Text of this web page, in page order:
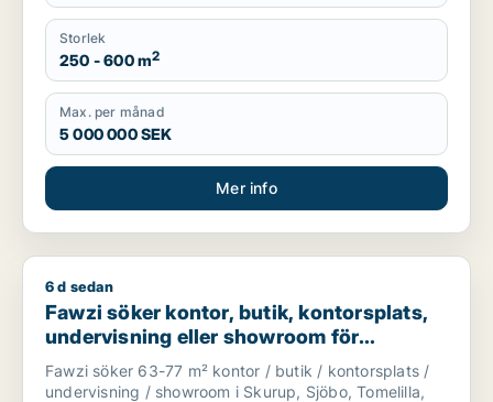
Storlek
250 - 600 m2
Max. per månad
5 000 000 SEK
Mer info
Fawzi söker kontor, butik, kontorsplats, undervisning eller
6 d sedan
Fawzi söker kontor, butik, kontorsplats,
undervisning eller showroom för
uthyrning i Skurup, Sjöbo eller Tomelilla
m.fl.
Fawzi söker 63-77 m² kontor / butik / kontorsplats /
undervisning / showroom i Skurup, Sjöbo, Tomelilla,